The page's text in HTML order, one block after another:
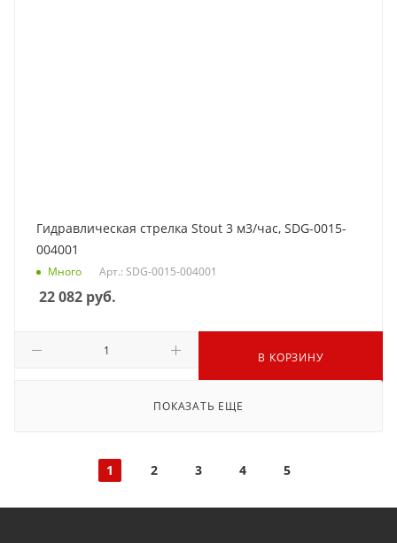
Гидравлическая стрелка Stout 3 м3/час, SDG-0015-
004001
Много Арт.: SDG-0015-004001
22 082 руб.
В КОРЗИНУ
ПОКАЗАТЬ ЕЩЕ
1 2 3 4 5